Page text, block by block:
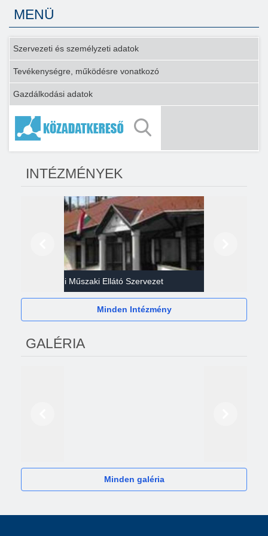
MENÜ
Szervezeti és személyzeti adatok
Tevékenységre, működésre vonatkozó
Gazdálkodási adatok
INTÉZMÉNYEK
Gazdasági Műszaki Ellátó Szervezet
Minden Intézmény
GALÉRIA
Minden galéria